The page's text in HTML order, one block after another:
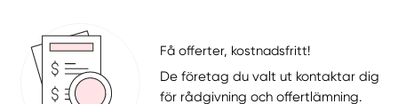
Få offerter, kostnadsfritt!
De företag du valt ut kontaktar dig
för rådgivning och offertlämning.